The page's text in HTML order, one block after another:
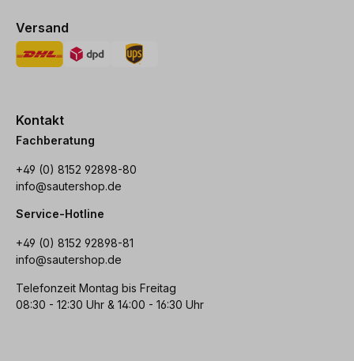
Versand
Kontakt
Fachberatung
+49 (0) 8152 92898-80
info@sautershop.de
Service-Hotline
+49 (0) 8152 92898-81
info@sautershop.de
Telefonzeit Montag bis Freitag
08:30 - 12:30 Uhr & 14:00 - 16:30 Uhr